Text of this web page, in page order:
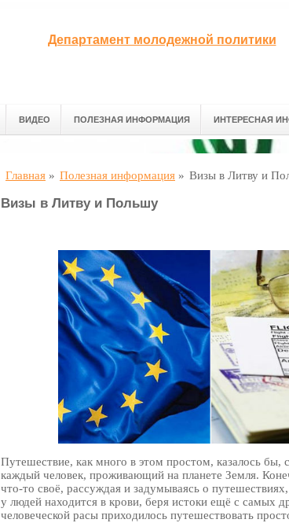
Департамент молодежной политики
ВИДЕО ПОЛЕЗНАЯ ИНФОРМАЦИЯ ИНТЕРЕСНАЯ
Главная » Полезная информация » Визы в Литву и
Визы в Литву и Польшу
Путешествие, как много в этом простом, казалось бы,
каждый человек, проживающий на планете Земля.
что-то своё, рассуждая и задумываясь о
у людей находится в крови, беря истоки ещё с самых
человеческой расы приходилось путешествовать